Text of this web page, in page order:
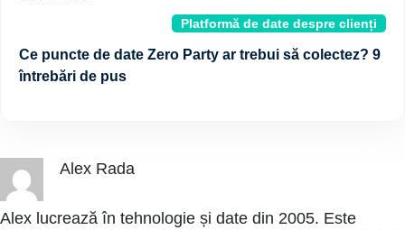
Platformă de date despre clienți
Ce puncte de date Zero Party ar trebui să colectez? 9
întrebări de pus
Alex Rada
Alex lucrează în tehnologie și date din 2005. Este